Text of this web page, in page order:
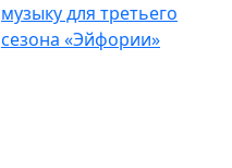
музыку для третьего
сезона «Эйфории»